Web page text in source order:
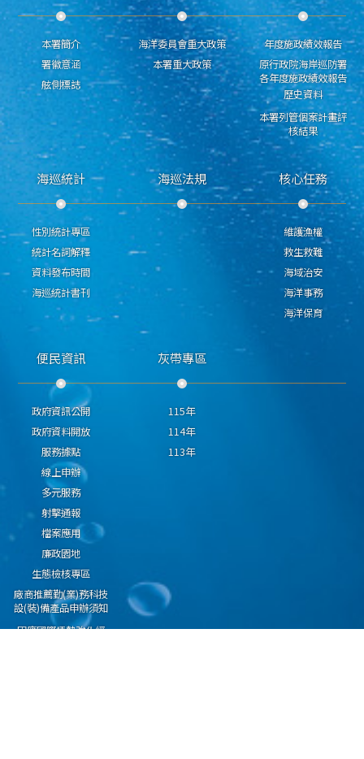
本署簡介
署徽意涵
舷側標誌
海洋委員會重大政策
本署重大政策
年度施政績效報告
原行政院海岸巡防署
各年度施政績效報告
歷史資料
本署列管個案計畫評
核結果
海巡統計
性別統計專區
統計名詞解釋
資料發布時間
海巡統計書刊
海巡法規 核心任務
維護漁權
救生救難
海域治安
海洋事務
海洋保育
便民資訊
政府資訊公開
政府資料開放
服務據點
線上申辦
多元服務
射擊通報
檔案應用
廉政園地
生態檢核專區
廠商推薦勤(業)務科技
設(裝)備產品申辦須知
因應國際情勢強化經
灰帶專區
115年
114年
113年